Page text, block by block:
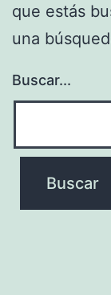
que estás
una
Buscar...